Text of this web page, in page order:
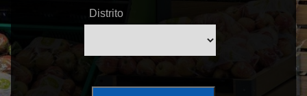
Distrito